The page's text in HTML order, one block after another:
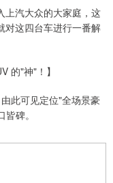
上汽大众的大家庭，这
对这四台车进行一番解
的"神"！】
此可见定位"全场景豪
碑。